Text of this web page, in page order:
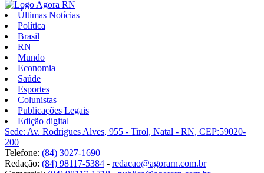
Últimas Notícias
Política
Brasil
RN
Mundo
Economia
Saúde
Esportes
Colunistas
Publicações Legais
Edição digital
Sede: Av. Rodrigues Alves, 955 - Tirol, Natal - RN, CEP:59020-
200
Telefone: (84) 3027-1690
Redação: (84) 98117-5384 - redacao@agorarn.com.br